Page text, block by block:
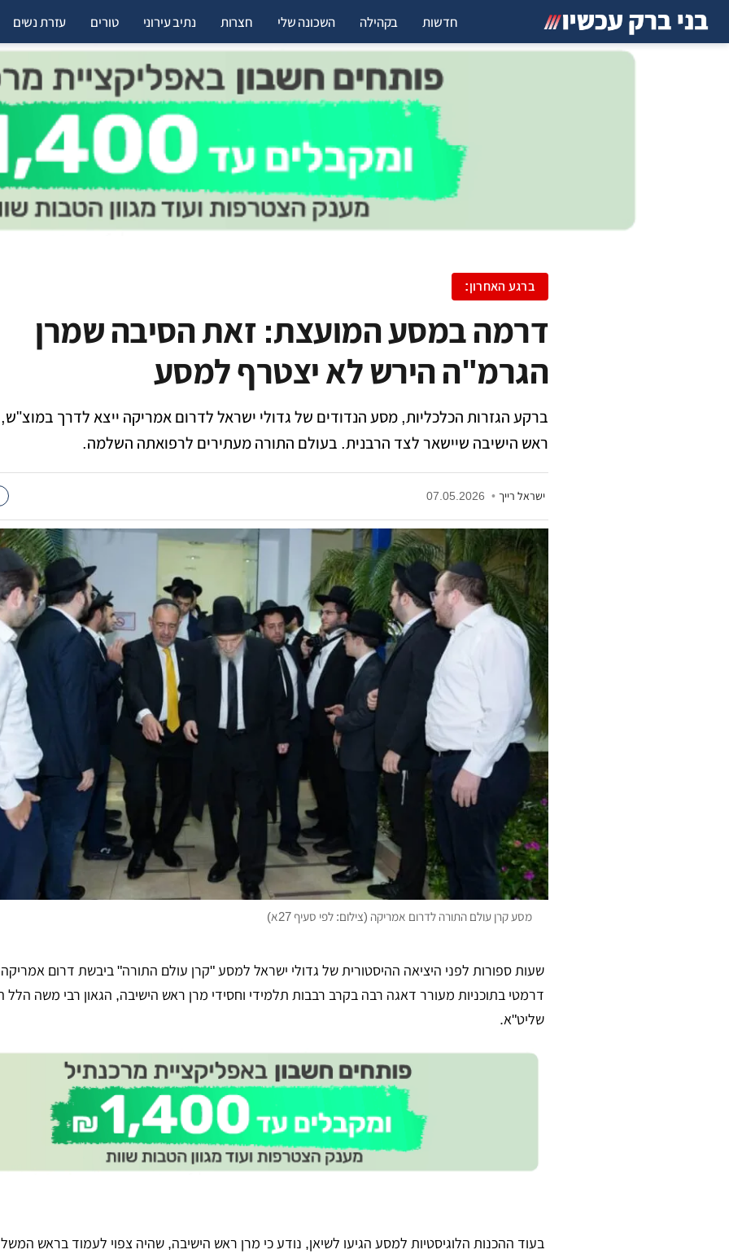
חדשות בקהילה השכונה שלי חצרות נתיב עירוני טורים עזרת נשים
ברגע האחרון:
דרמה במסע המועצת: זאת הסיבה שמרן
הגרמ"ה הירש לא יצטרף למסע
ברקע הגזרות הכלכליות, מסע הנדודים של גדולי ישראל לדרום אמריקה ייצא לדרך
ראש הישיבה שיישאר לצד הרבנית. בעולם התורה מעתירים לרפואתה השלמה.
ישראל רייך •
07.05.2026
מסע קרן עולם התורה לדרום אמריקה (צילום: לפי סעיף 27א)
שעות ספורות לפני היציאה ההיסטורית של גדולי ישראל למסע "קרן עולם התורה" ביבשת דרום אמריקה,
דרמטי בתוכניות מעורר דאגה רבה בקרב רבבות תלמידי וחסידי מרן ראש הישיבה, הגאון רבי משה הלל
שליט"א.
​בעוד ההכנות הלוגיסטיות למסע הגיעו לשיאן, נודע כי מרן ראש הישיבה, שהיה צפוי לעמוד בראש